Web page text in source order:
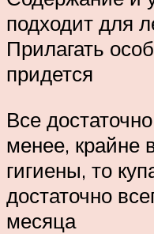
подходит для
Прилагать
придется
Все
менее, крайне
гигиены, то
достаточно
месяца